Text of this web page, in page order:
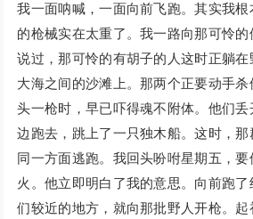
我一面呐喊，一面向前飞跑。其实我根
的枪械实在太重了。我一路向那可怜
说过，那可怜的有胡子的人这时正躺
大海之间的沙滩上。那两个正要动手
头一枪时，早已吓得魂不附体。他们
边跑去，跳上了一只独木船。这时，那
同一方面逃跑。我回头吩咐星期五，
火。他立即明白了我的意思。向前跑
们较近的地方，就向那批野人开枪。起